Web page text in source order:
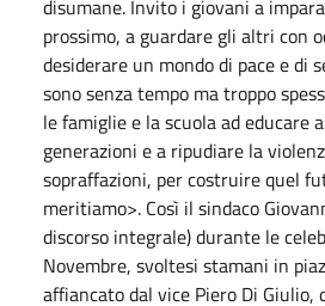
disumane. Invito i giovani a
prossimo, a guardare gli altri con
desiderare un mondo di pace e di
sono senza tempo ma troppo
le famiglie e la scuola ad educare
generazioni e a ripudiare la
sopraffazioni, per costruire quel
meritiamo>. Così il sindaco
discorso integrale) durante le
Novembre, svoltesi stamani in
affiancato dal vice Piero Di Giulio,